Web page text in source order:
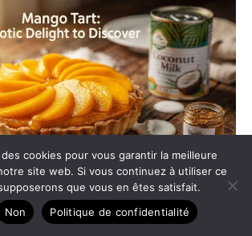
à la Mangue : délice exotique à
cookies pour vous garantir la meilleure
site web. Si vous continuez à utiliser ce
que vous en êtes satisfait.
Non Politique de confidentialité